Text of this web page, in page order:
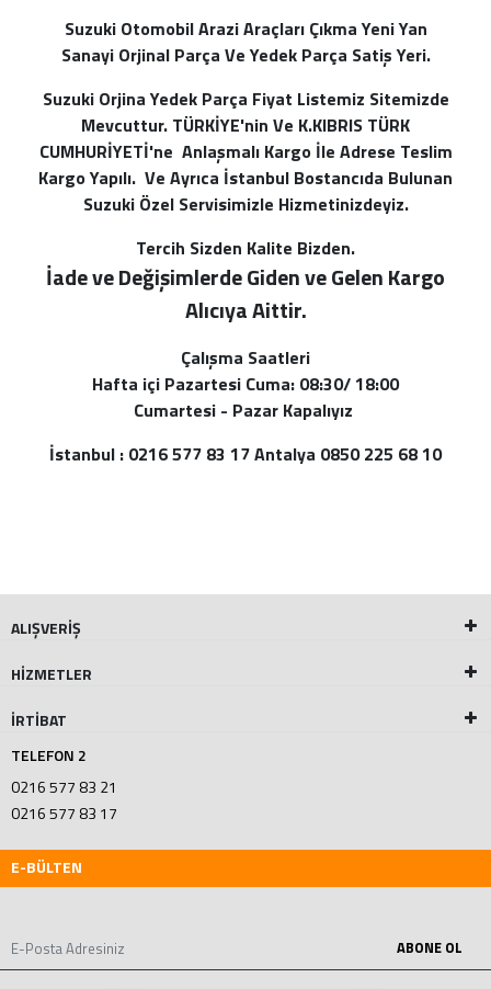
Suzuki Otomobil Arazi Araçları Çıkma Yeni Yan
Sanayi Orjinal Parça Ve Yedek Parça Satiş Yeri.
Suzuki Orjina Yedek Parça Fiyat Listemiz Sitemizde
Mevcuttur. TÜRKİYE'nin Ve K.KIBRIS TÜRK
CUMHURİYETİ'ne Anlaşmalı Kargo İle Adrese Teslim
Kargo Yapılı. Ve Ayrıca İstanbul Bostancıda Bulunan
Suzuki Özel Servisimizle Hizmetinizdeyiz.
Tercih Sizden Kalite Bizden.
İade ve Değişimlerde Giden ve Gelen Kargo
Alıcıya Aittir.
Çalışma Saatleri
Hafta içi Pazartesi Cuma: 08:30/ 18:00
Cumartesi - Pazar Kapalıyız
İstanbul : 0216 577 83 17 Antalya 0850 225 68 10
ALIŞVERİŞ
HİZMETLER
İRTİBAT
TELEFON 2
0216 577 83 21
0216 577 83 17
E-BÜLTEN
ABONE OL